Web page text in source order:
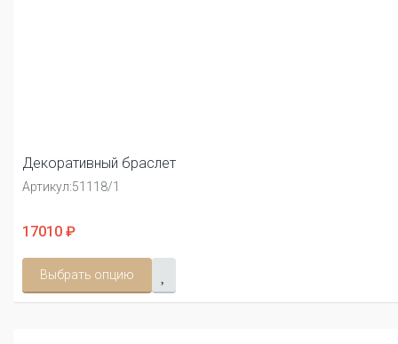
Декоративный браслет
Артикул:51118/1
17010 ₽
Выбрать опцию